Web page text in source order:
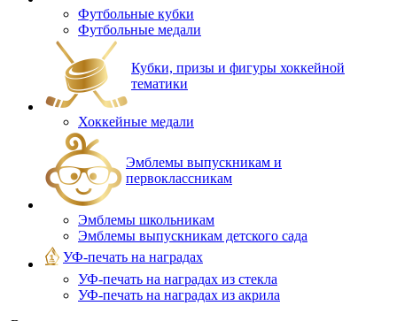
Футбольные кубки
Футбольные медали
Кубки, призы и фигуры хоккейной
тематики
Хоккейные медали
Эмблемы выпускникам и
первоклассникам
Эмблемы школьникам
Эмблемы выпускникам детского сада
УФ-печать на наградах
УФ‑печать на наградах из стекла
УФ-печать на наградах из акрила